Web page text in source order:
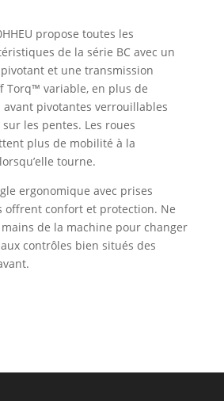
propose toutes les
de la série BC avec un
et une transmission
Torq™ variable, en plus de
pivotantes verrouillables
les pentes. Les roues
plus de mobilité à la
tourne.
ergonomique avec prises
offrent confort et protection. Ne
de la machine pour changer
contrôles bien situés des